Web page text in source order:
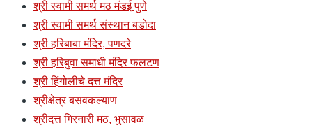
श्री स्वामी समर्थ मठ मंडई पुणे
श्री स्वामी समर्थ संस्थान बडोदा
श्री हरिबाबा मंदिर, पणदरे
श्री हरिबुवा समाधी मंदिर फलटण
श्री हिंगोलीचे दत्त मंदिर
श्रीक्षेत्र बसवकल्याण
श्रीदत्त गिरनारी मठ, भुसावळ